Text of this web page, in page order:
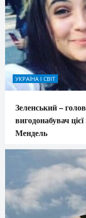
УКРАЇНА І СВІТ
Зеленський –
вигодонабувач
Мендель